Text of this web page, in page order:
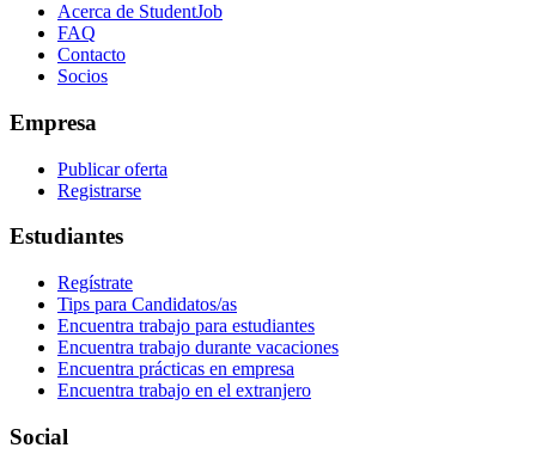
Acerca de StudentJob
FAQ
Contacto
Socios
Empresa
Publicar oferta
Registrarse
Estudiantes
Regístrate
Tips para Candidatos/as
Encuentra trabajo para estudiantes
Encuentra trabajo durante vacaciones
Encuentra prácticas en empresa
Encuentra trabajo en el extranjero
Social